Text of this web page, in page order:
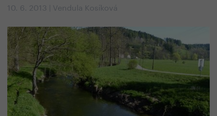
10. 6. 2013 | Vendula Kosíková